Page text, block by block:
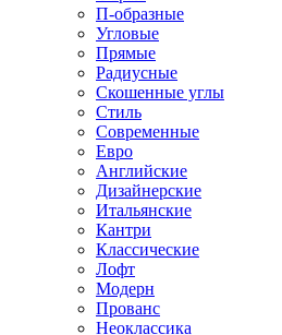
П-образные
Угловые
Прямые
Радиусные
Скошенные углы
Стиль
Современные
Евро
Английские
Дизайнерские
Итальянские
Кантри
Классические
Лофт
Модерн
Прованс
Неоклассика